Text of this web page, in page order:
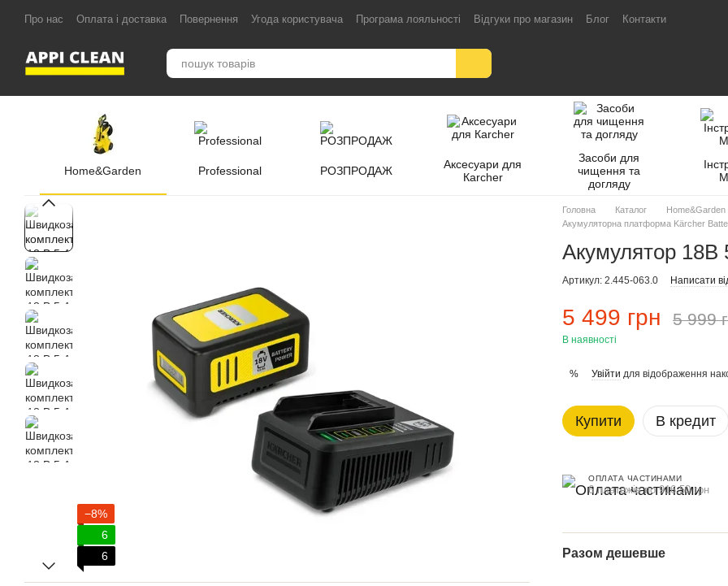
Перейти до основного контенту
Про нас Оплата і доставка Повернення Угода користувача Програма лояльності Відгуки про магазин Блог Контакти
Home&Garden Professional РОЗПРОДАЖ
Аксесуари для
Кarcher
Засоби для
чищення та
догляду
−8%
6
6
Головна Каталог Home&Garden
Акумуляторна платформа Kärcher
Акумулятор 18В
Артикул: 2.445-063.0 Написати
5 499 грн 5 999
В наявності
% Увійти для відображення
Купити В кредит
ОПЛАТА ЧАСТИНАМИ
6 платежів по 916.50 грн
Разом дешевше